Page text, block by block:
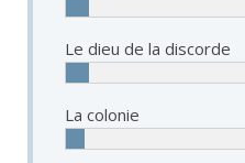
Le dieu de la discorde
La colonie